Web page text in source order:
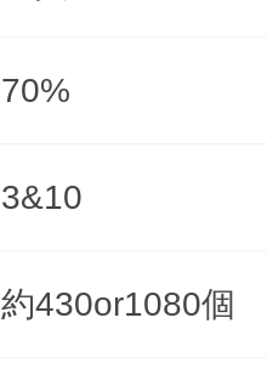
70%
3&10
約430or1080個